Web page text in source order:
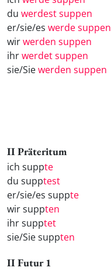
du werdest suppen
er/sie/es werde suppen
wirwerden suppen
ihrwerdet suppen
sie/Siewerden suppen
II Präteritum
ich suppte
du supptest
er/sie/es suppte
wir suppten
ihr supptet
sie/Sie suppten
II Futur 1